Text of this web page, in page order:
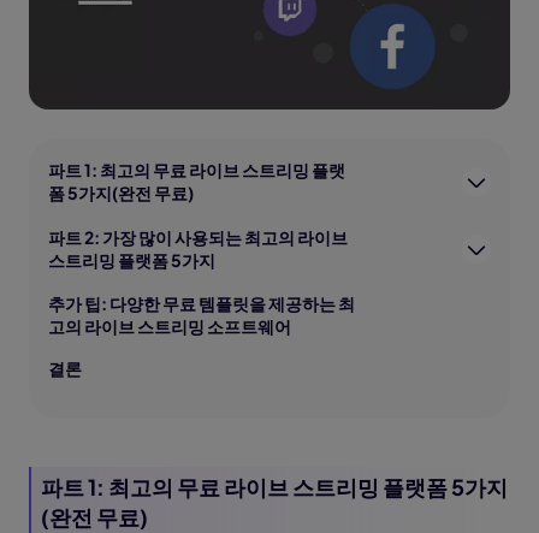
파트 1: 최고의 무료 라이브 스트리밍 플랫
폼 5가지(완전 무료)
파트 2: 가장 많이 사용되는 최고의 라이브
스트리밍 플랫폼 5가지
추가 팁: 다양한 무료 템플릿을 제공하는 최
고의 라이브 스트리밍 소프트웨어
결론
파트 1: 최고의 무료 라이브 스트리밍 플랫폼 5가지
(완전 무료)